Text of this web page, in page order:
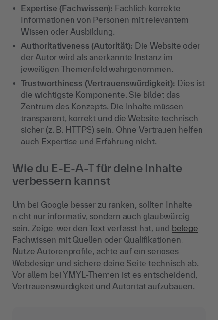
Expertise (Fachwissen): Fachlich korrekte
Informationen von Personen mit relevantem
Wissen oder Ausbildung.
Authoritativeness (Autorität): Die Website oder
der Autor wird als anerkannte Instanz im
jeweiligen Themenfeld wahrgenommen.
Trustworthiness (Vertrauenswürdigkeit): Dies ist
die wichtigste Komponente. Sie bildet das
Zentrum des Konzepts. Die Inhalte müssen
transparent, korrekt und die Website technisch
sicher (z. B. HTTPS) sein. Ohne Vertrauen helfen
auch Expertise und Erfahrung nicht.
Wie du E-E-A-T für deine Inhalte
verbessern kannst
Um bei Google besser zu ranken, sollten Inhalte
nicht nur informativ, sondern auch glaubwürdig
sein. Zeige, wer den Text verfasst hat, und belege
Fachwissen mit Quellen oder Qualifikationen.
Nutze Autorenprofile, achte auf ein seriöses
Webdesign und sichere deine Seite technisch ab.
Vor allem bei YMYL-Themen ist es entscheidend,
Vertrauenswürdigkeit und Autorität aufzubauen.